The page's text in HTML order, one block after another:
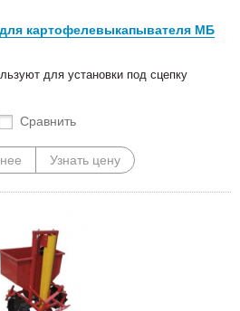
картофелевыкапывателя МБ
для установки под сцепку
Сравнить
Узнать цену